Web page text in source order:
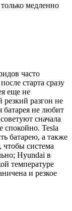
медленно
часто
старта сразу
еще не
резкий разгон не
батарея не любит
сначала
спокойно. Tesla
батарею, а также
чтобы система
Hyundai в
температуре
и резкое